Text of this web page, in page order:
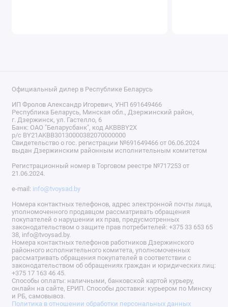
Официальный дилер в Республике Беларусь
ИП Фролов Александр Игоревич, УНП 691649466
Республика Беларусь, Минская обл., Дзержинский район,
г. Дзержинск, ул. Гастелло, 6
Банк: ОАО "Беларусбанк", код AKBBBY2X
р/с BY21AKBB30130000382070000000
Свидетельство о гос. регистрации №691649466 от 06.06.2024
выдан Дзержинским районным исполнительным комитетом
Регистрационный номер в Торговом реестре №717253 от
21.06.2024.
e-mail: info@tvoysad.by
Номера контактных телефонов, адрес электронной почты лица,
уполномоченного продавцом рассматривать обращения
покупателей о нарушении их прав, предусмотренных
законодательством о защите прав потребителей: +375 33 653 65
38, info@tvoysad.by.
Номера контактных телефонов работников Дзержинского
районного исполнительного комитета, уполномоченных
рассматривать обращения покупателей в соответствии с
законодательством об обращениях граждан и юридических лиц:
+375 17 163 46 45.
Способы оплаты: наличными, банковской картой курьеру,
онлайн на сайте, ЕРИП. Способы доставки: курьером по Минску
и РБ, самовывоз.
Политика в отношении обработки персональных данных